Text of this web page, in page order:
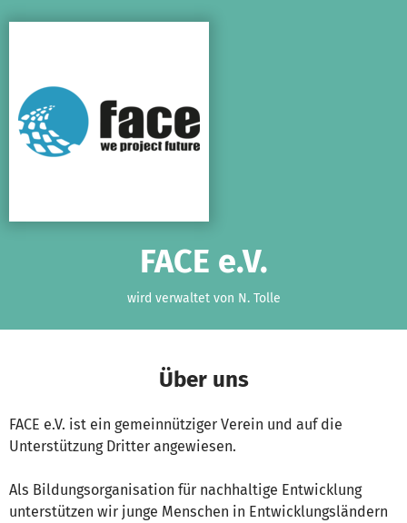
FACE e.V.
wird verwaltet von N. Tolle
Über uns
FACE e.V. ist ein gemeinnütziger Verein und auf die
Unterstützung Dritter angewiesen.
Als Bildungsorganisation für nachhaltige Entwicklung
unterstützen wir junge Menschen in Entwicklungsländern